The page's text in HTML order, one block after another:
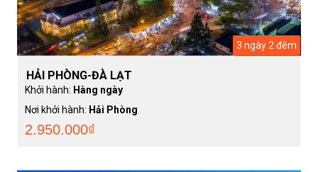
3 ngày 2 đêm
HẢI PHÒNG-ĐÀ LẠT
Khởi hành: Hàng ngày
Nơi khởi hành: Hải Phòng
2.950.000₫